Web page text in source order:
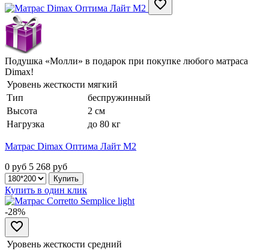
Подушка «Молли» в подарок при покупке любого матраса
Dimax!
Уровень жесткости мягкий
Тип
беспружинный
Высота
2 см
Нагрузка
до 80 кг
Матрас Dimax Оптима Лайт М2
0 руб 5 268 руб
Купить в один клик
-28%
Уровень жесткости средний